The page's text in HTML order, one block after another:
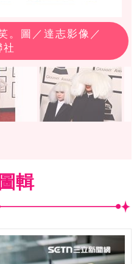
。圖／達志影像／
社
輯